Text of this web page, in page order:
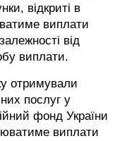
відкриті в
виплати
від
виплати.
отримували
послуг у
фонд України
виплати